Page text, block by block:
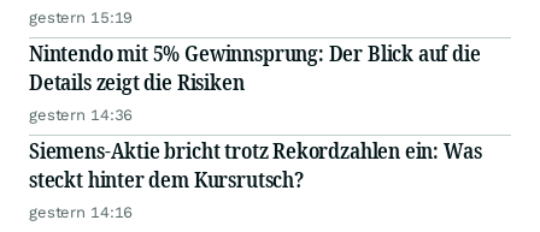
gestern 15:19
Nintendo mit 5% Gewinnsprung: Der Blick auf die
Details zeigt die Risiken
gestern 14:36
Siemens-Aktie bricht trotz Rekordzahlen ein: Was
steckt hinter dem Kursrutsch?
gestern 14:16